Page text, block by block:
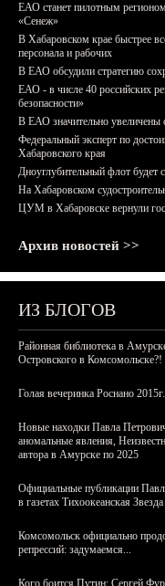
ЕАО станет пилотным
«Сенеж»
В Хабаровском крае быстрее
персонала и рабочих
В ЕАО обсудили стратегию
ЕАО - в числе 40 российских
безопасности»
В ЕАО значительно
Федеральный эксперт по
Хабаровского края
Дноуглубительный флот будет
На Хабаровском
ЦУМ в Хабаровске вернули
Архив новостей >>
ИЗ БЛОГОВ
Районная библиотека в
Островского в Комсомольске?!
Голая вечеринка Роснано
Новые находки Павла
аномальные явления,
автора в Амурске по 2025
Официальные публикации
в газетах Тихоокеанская
Комсомольск официально
репрессий: задумаемся...
Кого боится Путин: Сергей